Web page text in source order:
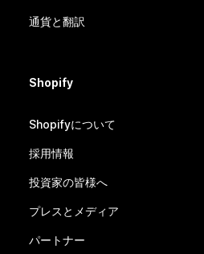
通貨と翻訳
Shopify
Shopifyについて
採用情報
投資家の皆様へ
プレスとメディア
パートナー